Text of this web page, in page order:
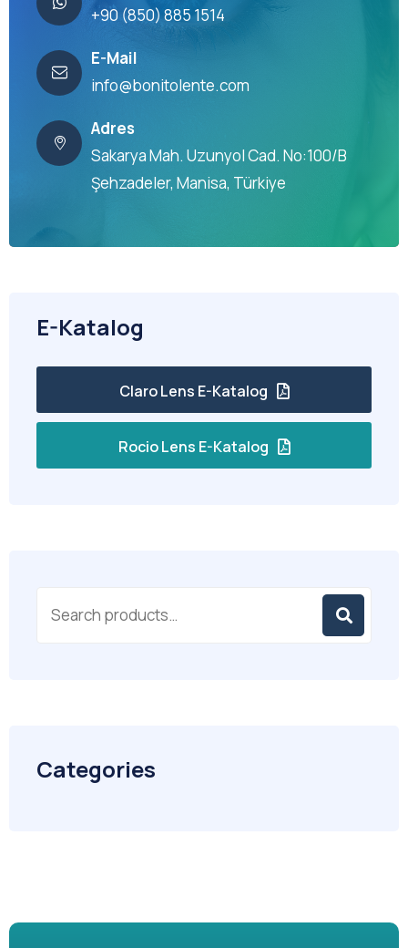
+90 (850) 885 1514
E-Mail
info@bonitolente.com
Adres
Sakarya Mah. Uzunyol Cad. No:100/B
Şehzadeler, Manisa, Türkiye
E-Katalog
Claro Lens E-Katalog
Rocio Lens E-Katalog
Categories